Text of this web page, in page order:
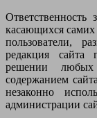
касающихся самих
пользователи,
редакция сайта
решении
содержанием
незаконно
администрации